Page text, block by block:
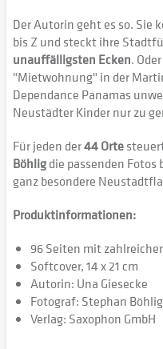
Der Autorin geht es so. Sie
bis Z und steckt ihre
unauffälligsten Ecken.
"Mietwohnung" in der
Dependance Panamas
Neustädter Kinder nur zu
Für jeden der44 Orte
Böhligdie passenden
ganz besondere
Produktinformationen:
96 Seiten mit
Softcover, 14 x 21 cm
Autorin: Una Giesecke
Fotograf: Stephan Böhlig
Verlag: Saxophon GmbH